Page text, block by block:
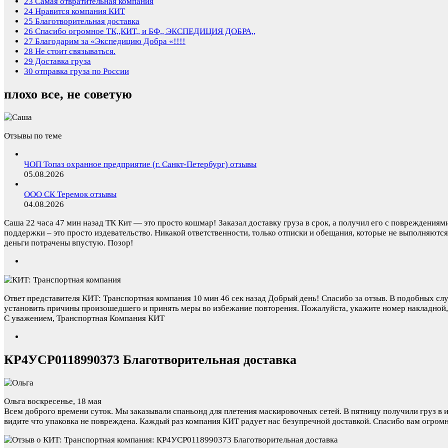
24 Нравится компания КИТ
25 Благотворительная доставка
26 Спасибо огромное ТК,,КИТ,, и БФ,, ЭКСПЕДИЦИЯ ДОБРА,,
27 Благодарим за «Экспедицию Добра «!!!!
28 Не стоит связываться.
29 Доставка груза
30 отправка груза по России
плохо все, не советую
Отзывы по теме
ЧОП Топаз охранное предприятие (г. Санкт-Петербург) отзывы
05.08.2026
ООО СК Теремок отзывы
04.08.2026
Саша 22 часа 47 мин назад ТК Кит — это просто кошмар! Заказал доставку груза в срок, а получил его с
поддержки – это просто издевательство. Никакой ответственности, только отписки и обещания, которые не
деньги потрачены впустую. Позор!
Ответ представителя КИТ: Транспортная компания 10 мин 46 сек назад Добрый день! Спасибо за отзыв. В подобных
установить причины произошедшего и принять меры во избежание повторения. Пожалуйста, укажите номер
С уважением, Транспортная Компания КИТ
КР4УСР0118990373 Благотворительная доставка
Ольга воскресенье, 18 мая
Всем доброго времени суток. Мы заказывали спаньонд для плетения маскировочных сетей. В пятницу получили груз
видите что упаковка не повреждена. Каждый раз компания КИТ радует нас безупречной доставкой. Спасибо вам